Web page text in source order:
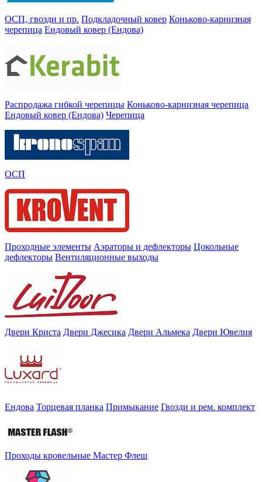
ОСП, гвозди и пр. Подкладочный ковер Коньково-карнизная
черепица Ендовый ковер (Ендова)
Распродажа гибкой черепицы Коньково-карнизная черепица
Ендовый ковер (Ендова) Черепица
ОСП
Проходные элементы Аэраторы и дефлекторы Цокольные
дефлекторы Вентиляционные выходы
Двери Криста Двери Джесика Двери Альмека Двери Ювелия
Ендова Торцевая планка Примыкание Гвозди и рем. комплект
Проходы кровельные Мастер Флеш